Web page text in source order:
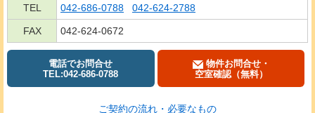
TEL 042-686-0788 042-624-2788
FAX 042-624-0672
電話でお問合せ
TEL:042-686-0788
物件お問合せ・
空室確認（無料）
ご契約の流れ・必要なもの